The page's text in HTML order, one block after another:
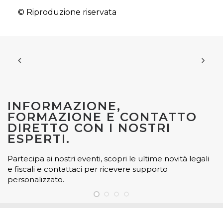
© Riproduzione riservata
INFORMAZIONE,
FORMAZIONE E CONTATTO
DIRETTO CON I NOSTRI
ESPERTI.
Partecipa ai nostri eventi, scopri le ultime novità legali
e fiscali e contattaci per ricevere supporto
personalizzato.